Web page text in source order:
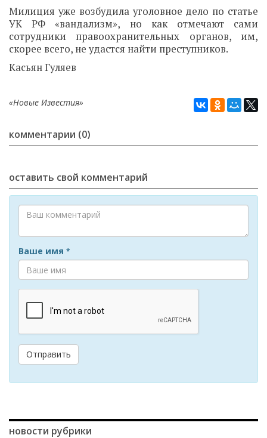
Милиция уже возбудила уголовное дело по статье
УК РФ «вандализм», но как отмечают сами
сотрудники правоохранительных органов, им,
скорее всего, не удастся найти преступников.
Касьян Гуляев
«Новые Известия»
комментарии (0)
оставить свой комментарий
Ваше имя *
Отправить
новости рубрики